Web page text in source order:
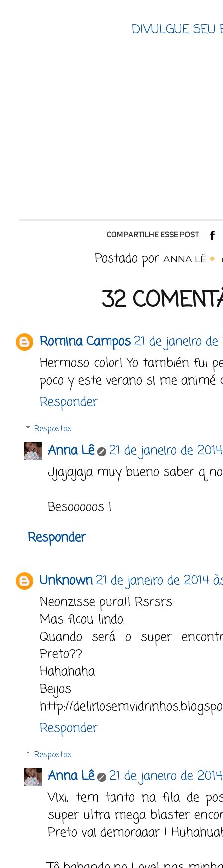
DIVULGUE SEU
Postado por ANNA LÊ
32
Romina Campos21 de janeiro de
Hermoso color! Yo también fui
poco y este verano si me animé
Responder
Respostas
Anna Lê
21 de janeiro de
Jjajajaja muy bueno saber q
Besooooos !
Responder
Unknown21 de janeiro de 2014
Neonzisse pura!! Rsrsrs
Mas ficou lindo.
Quando será o super
Preto??
Hahahaha
Beijos
http://
Responder
Respostas
Anna Lê
21 de janeiro de
Vixi, tem tanto na fila de
super ultra mega blaster
Preto vai demoraaar !